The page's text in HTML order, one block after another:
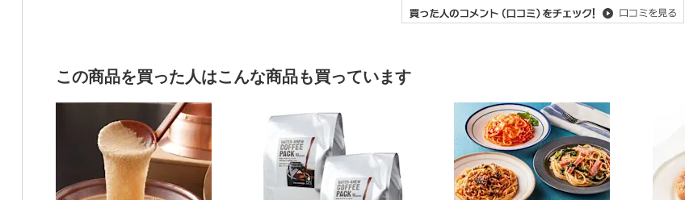
この商品を買った人はこんな商品も買っています